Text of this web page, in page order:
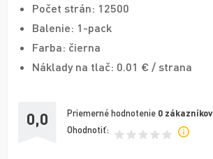
Počet strán: 12500
Balenie: 1-pack
Farba: čierna
Náklady na tlač: 0.01 € / strana
0,0 Priemerné hodnotenie 0 zákazníkov
Ohodnotiť: